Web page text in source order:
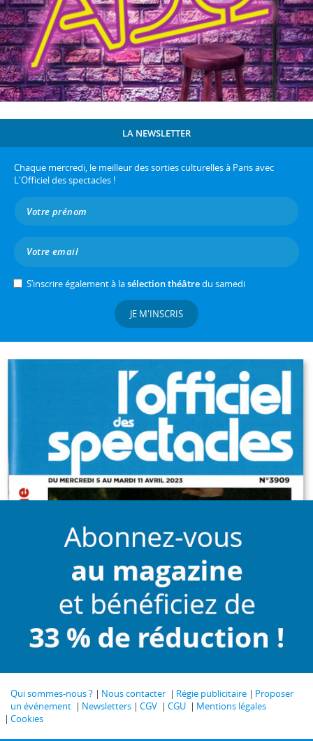
LA NEWSLETTER
Chaque mercredi, le meilleur des sorties culturelles à Paris avec
L'Officiel des spectacles !
S’inscrire également à lasélection théâtredu samedi
JE M'INSCRIS
Qui sommes-nous ? Nous contacter Régie publicitaire
Proposer
un événement
Newsletters CGV CGU
Mentions légales
Cookies